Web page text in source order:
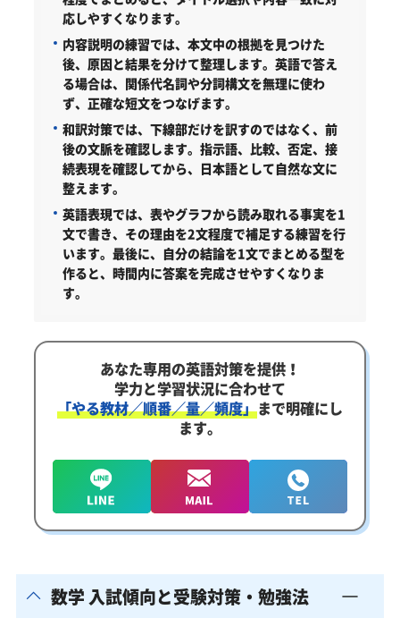
応しやすくなります。
内容説明の練習では、本文中の根拠を見つけた
後、原因と結果を分けて整理します。英語で答え
る場合は、関係代名詞や分詞構文を無理に使わ
ず、正確な短文をつなげます。
和訳対策では、下線部だけを訳すのではなく、前
後の文脈を確認します。指示語、比較、否定、接
続表現を確認してから、日本語として自然な文に
整えます。
英語表現では、表やグラフから読み取れる事実を1
文で書き、その理由を2文程度で補足する練習を行
います。最後に、自分の結論を1文でまとめる型を
作ると、時間内に答案を完成させやすくなりま
す。
あなた専用の英語対策を提供！
学力と学習状況に合わせて
「やる教材／順番／量／頻度」まで明確にし
ます。
数学 入試傾向と受験対策・勉強法